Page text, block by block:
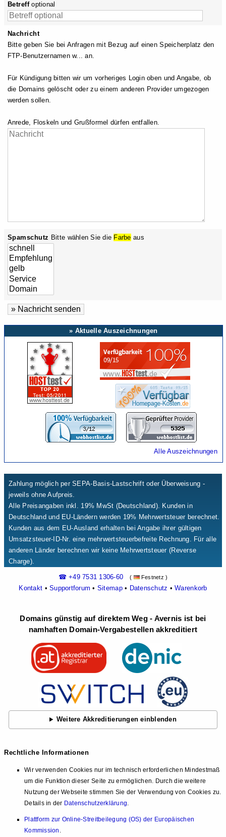
Betreffoptional
Nachricht
Bitte geben Sie bei Anfragen mit Bezug auf einen Speicherplatz den
FTP-Benutzernamen w... an.
Für Kündigung bitten wir um vorheriges Login oben und Angabe, ob
die Domains gelöscht oder zu einem anderen Provider umgezogen
werden sollen.
Anrede, Floskeln und Grußformel dürfen entfallen.
Spamschutz Bitte wählen Sie die Farbe aus
» Aktuelle Auszeichnungen
Alle Auszeichnungen
Zahlung möglich per SEPA-Basis-Lastschrift oder Überweisung -
jeweils ohne Aufpreis.
Alle Preisangaben inkl. 19% MwSt (Deutschland). Kunden in
Deutschland und EU-Ländern werden 19% Mehrwertsteuer berechnet.
Kunden aus dem EU-Ausland erhalten bei Angabe ihrer gültigen
Umsatzsteuer-ID-Nr. eine mehrwertsteuerbefreite Rechnung. Für alle
anderen Länder berechnen wir keine Mehrwertsteuer (Reverse
Charge).
☎ +49 7531 1306-60 ( Festnetz )
Kontakt •Supportforum • Sitemap• Datenschutz •Warenkorb
Domains günstig auf direktem Weg - Avernis ist bei
namhaften Domain-Vergabestellen akkreditiert
Weitere Akkreditierungen einblenden
Rechtliche Informationen
Wir verwenden Cookies nur im technisch erforderlichen Mindestmaß
um die Funktion dieser Seite zu ermöglichen. Durch die weitere
Nutzung der Webseite stimmen Sie der Verwendung von Cookies zu.
Details in der Datenschutzerklärung.
Plattform zur Online-Streitbeilegung (OS) der Europäischen
Kommission